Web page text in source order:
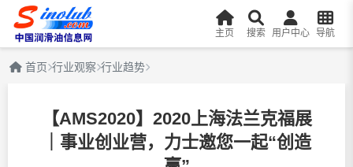
主页 搜索 用户中心 导航
首页 行业观察 行业趋势
【AMS2020】2020上海法兰克福展
｜事业创业营，力士邀您一起“创造